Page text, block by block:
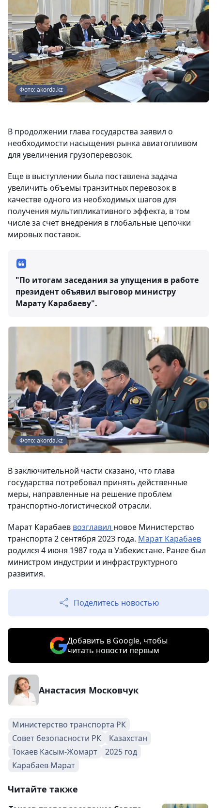
Фото: akorda.kz
В продолжении глава государства заявил о
необходимости насыщения рынка авиатопливом
для увеличения грузоперевозок.
Еще в выступлении была поставлена задача
увеличить объемы транзитных перевозок в
качестве одного из необходимых шагов для
получения мультипликативного эффекта, в том
числе за счет внедрения в глобальные цепочки
мировых поставок.
"По итогам заседания за упущения в работе
президент объявил выговор министру
Марату Карабаеву".
Фото: akorda.kz
В заключительной части сказано, что глава
государства потребовал принять действенные
меры, направленные на решение проблем
транспортно-логистической отрасли.
Марат Карабаев возглавил новое Министерство
транспорта 2 сентября 2023 года. Марат Карабаев
родился 4 июня 1987 года в Узбекистане. Ранее был
министром индустрии и инфраструктурного
развития.
Поделитесь новостью
Добавить в Google, чтобы
читать новости первым
Анастасия Московчук
Министерство транспорта РК
Совет безопасности РК
Казахстан
Токаев Касым-Жомарт
2025 год
Карабаев Марат
Читайте также